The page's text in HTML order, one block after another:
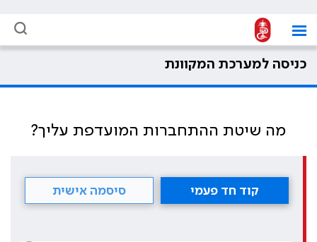
כניסה למערכת המקוונת
מה שיטת ההתחברות המועדפת עליך?
קוד חד פעמי סיסמה אישית